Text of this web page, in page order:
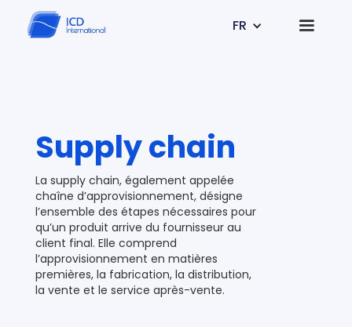
FR
Supply chain
La supply chain, également appelée
chaîne d’approvisionnement, désigne
l’ensemble des étapes nécessaires pour
qu’un produit arrive du fournisseur au
client final. Elle comprend
l’approvisionnement en matières
premières, la fabrication, la distribution,
la vente et le service après-vente.